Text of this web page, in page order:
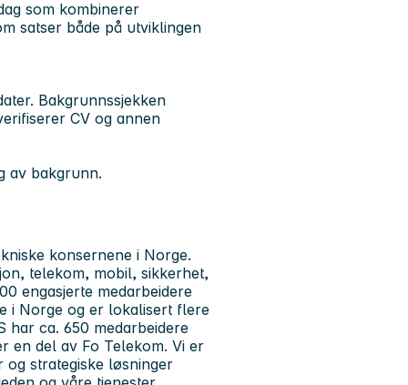
som kombinerer
satser både på utviklingen
Bakgrunnssjekken
CV og annen
av bakgrunn.
konsernene i Norge.
telekom, mobil, sikkerhet,
engasjerte medarbeidere
i Norge og er lokalisert flere
har ca. 650 medarbeidere
en del av Fo Telekom. Vi er
og strategiske løsninger